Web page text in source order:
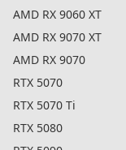
AMD RX 9060 XT
AMD RX 9070 XT
AMD RX 9070
RTX 5070
RTX 5070 Ti
RTX 5080